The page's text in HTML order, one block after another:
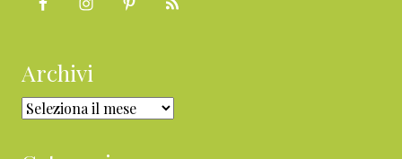
Archivi
Archivi